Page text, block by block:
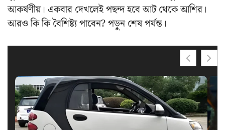
আকর্ষণীয়। একবার দেখলেই পছন্দ হবে আট থেকে আশির।
আরও কি কি বৈশিষ্ট্য পাবেন? পড়ুন শেষ পর্যন্ত।